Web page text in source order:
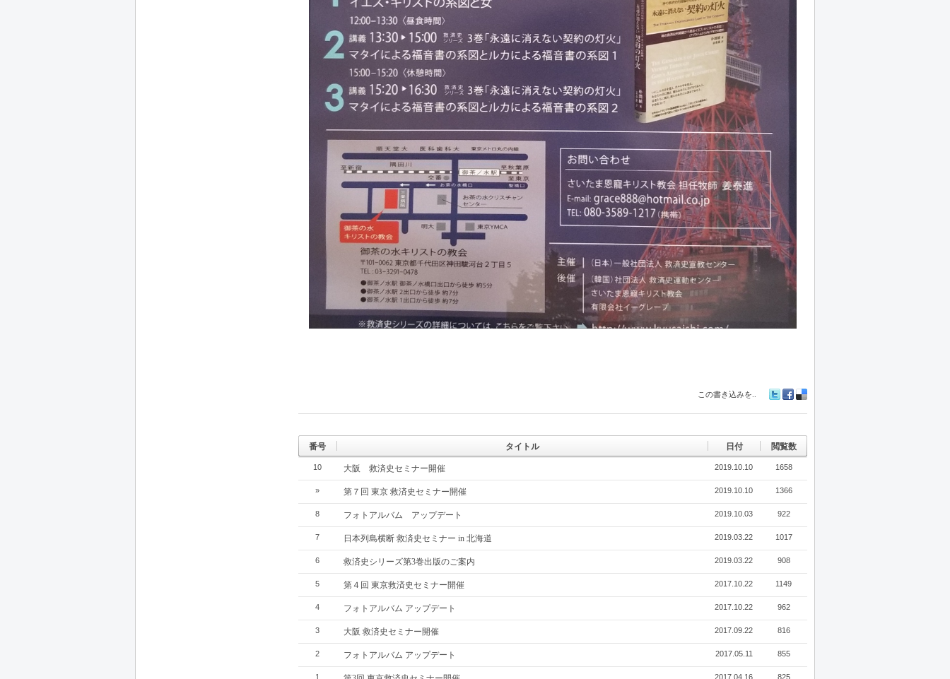
この書き込みを..
itte ceb
k
lici
s
番号 タイトル 日付 閲覧数
10 大阪 救済史セミナー開催 2019.10.10 1658
» 第７回 東京 救済史セミナー開催 2019.10.10 1366
8 フォトアルバム アップデート 2019.10.03 922
7 日本列島横断 救済史セミナー in 北海道 2019.03.22 1017
6 救済史シリーズ第3巻出版のご案内 2019.03.22 908
5 第４回 東京救済史セミナー開催 2017.10.22 1149
4 フォトアルバム アップデート 2017.10.22 962
3 大阪 救済史セミナー開催 2017.09.22 816
2 フォトアルバム アップデート 2017.05.11 855
1 2017.04.16 825